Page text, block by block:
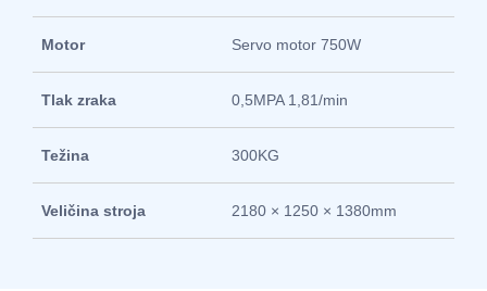
Motor Servo motor 750W
Tlak zraka 0,5MPA 1,81/min
Težina 300KG
Veličina stroja 2180 × 1250 × 1380mm